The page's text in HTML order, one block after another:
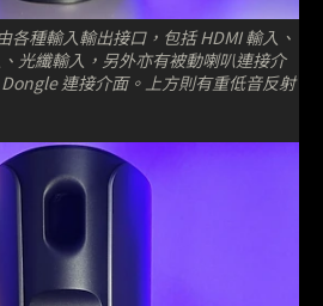
各種輸入輸出接口，包括 HDMI 輸入、
光纖輸入，另外亦有被動喇叭連接介
連接介面。上方則有重低音反射